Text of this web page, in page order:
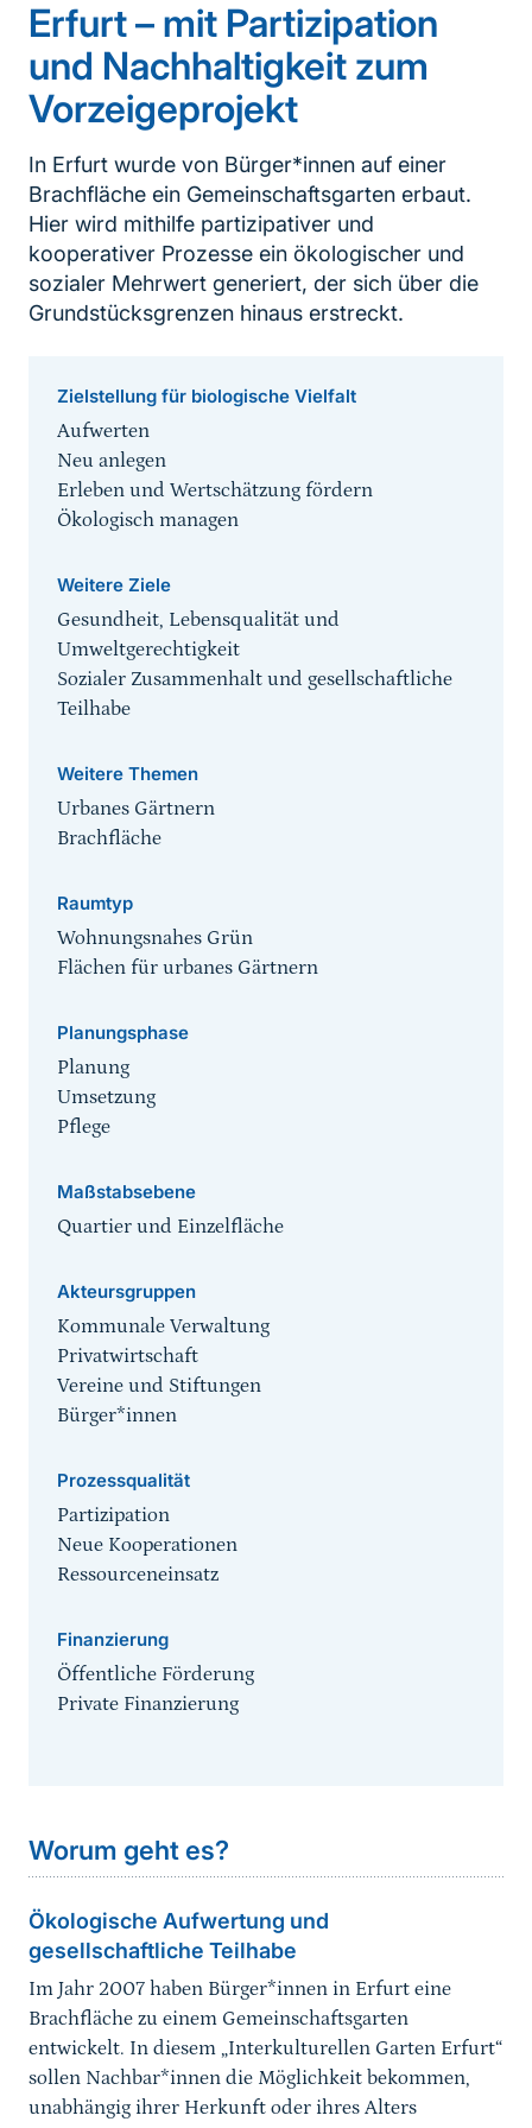
Erfurt – mit Partizipation
und Nachhaltigkeit zum
Vorzeigeprojekt
In Erfurt wurde von Bürger*innen auf einer
Brachfläche ein Gemeinschaftsgarten erbaut.
Hier wird mithilfe partizipativer und
kooperativer Prozesse ein ökologischer und
sozialer Mehrwert generiert, der sich über die
Grundstücksgrenzen hinaus erstreckt.
Zielstellung für biologische Vielfalt
Aufwerten
Neu anlegen
Erleben und Wertschätzung fördern
Ökologisch managen
Weitere Ziele
Gesundheit, Lebensqualität und
Umweltgerechtigkeit
Sozialer Zusammenhalt und gesellschaftliche
Teilhabe
Weitere Themen
Urbanes Gärtnern
Brachfläche
Raumtyp
Wohnungsnahes Grün
Flächen für urbanes Gärtnern
Planungsphase
Planung
Umsetzung
Pflege
Maßstabsebene
Quartier und Einzelfläche
Akteursgruppen
Kommunale Verwaltung
Privatwirtschaft
Vereine und Stiftungen
Bürger*innen
Prozessqualität
Partizipation
Neue Kooperationen
Ressourceneinsatz
Finanzierung
Öffentliche Förderung
Private Finanzierung
Worum geht es?
Ökologische Aufwertung und
gesellschaftliche Teilhabe
Im Jahr 2007 haben Bürger*innen in Erfurt eine
Brachfläche zu einem Gemeinschaftsgarten
entwickelt. In diesem „Interkulturellen Garten Erfurt“
sollen Nachbar*innen die Möglichkeit bekommen,
unabhängig ihrer Herkunft oder ihres Alters